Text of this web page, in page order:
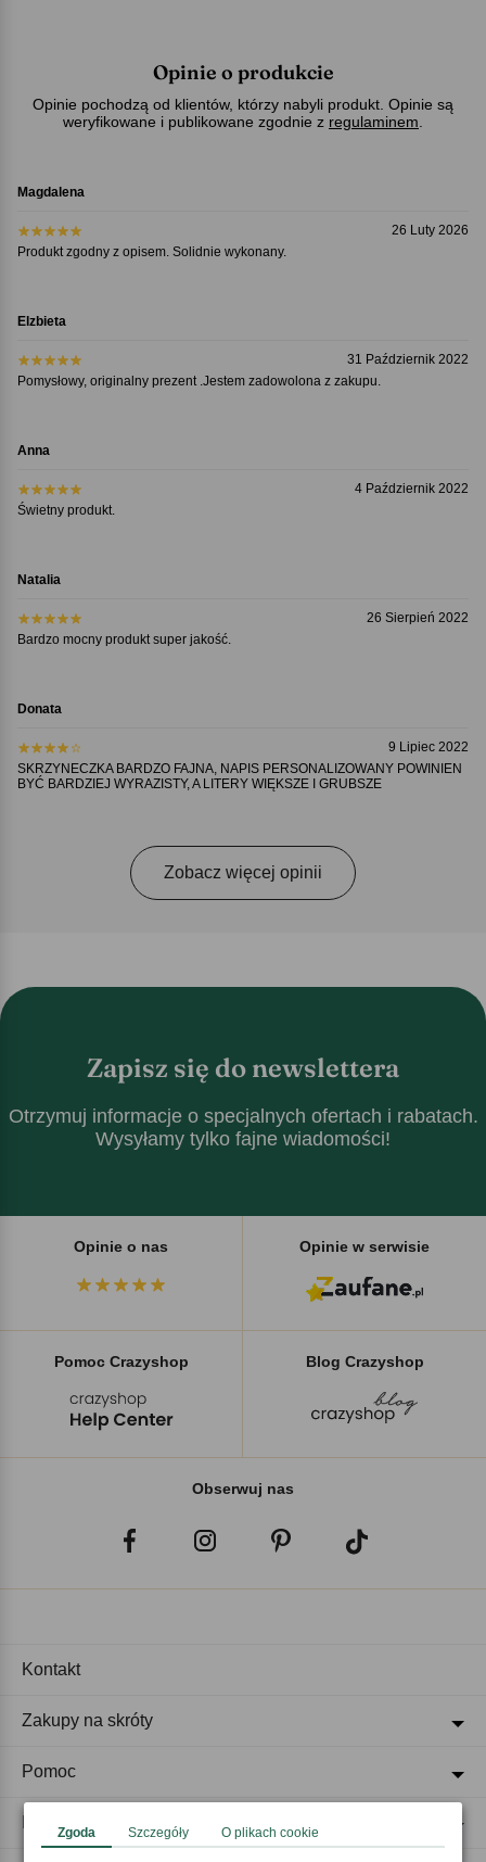
Opinie o produkcie
Opinie pochodzą od klientów, którzy nabyli produkt. Opinie są
weryfikowane i publikowane zgodnie z regulaminem
Magdalena
26 Luty 2026
Produkt zgodny z opisem. Solidnie wykonany.
Elzbieta
31 Październik 2022
Pomysłowy, originalny prezent .Jestem zadowolona z zakupu.
Anna
4 Październik 2022
Świetny produkt.
Natalia
26 Sierpień 2022
Bardzo mocny produkt super jakość.
Donata
9 Lipiec 2022
SKRZYNECZKA BARDZO FAJNA, NAPIS PERSONALIZOWANY POWINIEN
BYĆ BARDZIEJ WYRAZISTY, A LITERY WIĘKSZE I GRUBSZE
Zobacz więcej opinii
Zapisz się do newslettera
Otrzymuj informacje o specjalnych ofertach i rabatach.
Wysyłamy tylko fajne wiadomości!
Opinie o nas Opinie w serwisie
Pomoc Crazyshop Blog Crazyshop
Obserwuj nas
Kontakt
Zakupy na skróty
Pomoc
Regulaminy
Zgoda Szczegóły O plikach cookie